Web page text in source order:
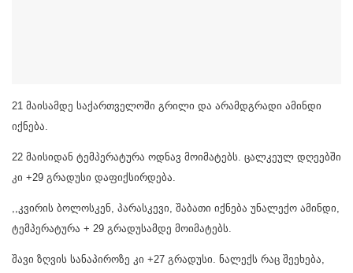
21 მაისამდე საქართველოში გრილი და არამდგრადი ამინდი
იქნება.
22 მაისიდან ტემპერატურა ოდნავ მოიმატებს. ცალკეულ დღეებში
კი +29 გრადუსი დაფიქსირდება.
,,კვირის ბოლოსკენ, პარასკევი, შაბათი იქნება უნალექო ამინდი,
ტემპერატურა + 29 გრადუსამდე მოიმატებს.
შავი ზღვის სანაპიროზე კი +27 გრადუსი. ნალექს რაც შეეხება,